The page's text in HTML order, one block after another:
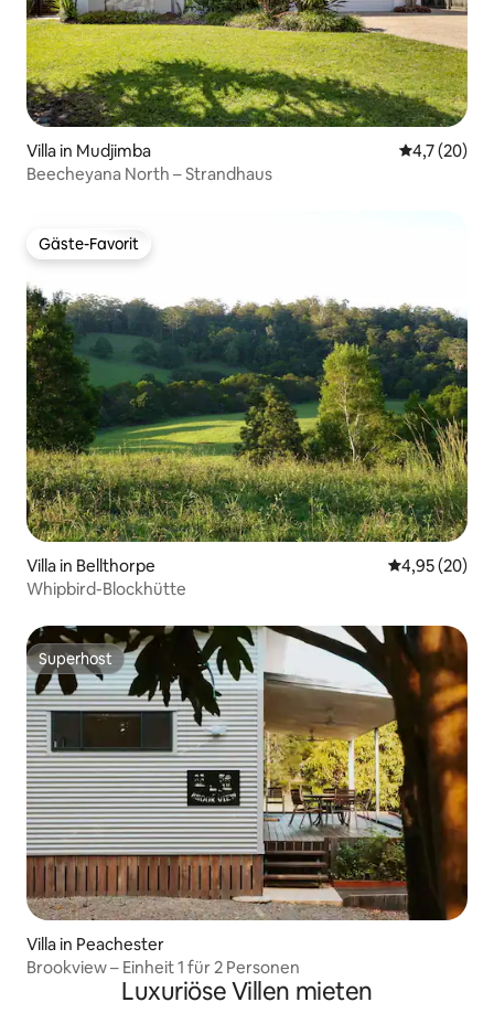
Villa in Mudjimba
4,7 (20)
Beecheyana North – Strandhaus
Gäste-Favorit
Gäste-Favorit
Villa in Bellthorpe
4,95 (20)
Whipbird-Blockhütte
Superhost
Superhost
Villa in Peachester
Brookview – Einheit 1 für 2 Personen
Luxuriöse Villen mieten